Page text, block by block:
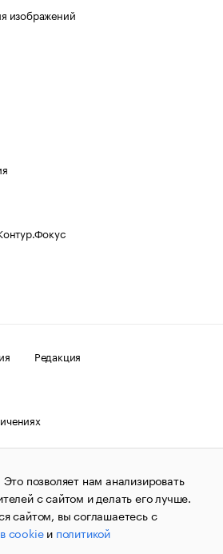
изображений
Редакция
О соблюдении авторских прав
1995–2026.Сообщения
агентства «РБК»
службой по надзору в сфере
технологий и массовых
09.12.2015 за номером ИА
пометкой «РБК». Отдельные
позволяет нам анализировать
с сайтом и делать его лучше.
сайтом, вы соглашаетесь с
cookieи политикой